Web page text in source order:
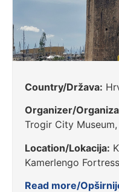
Country/Država:
Organizer/
Trogir City
Location/Lokacija:
Kamerlengo Fortress
Read more/